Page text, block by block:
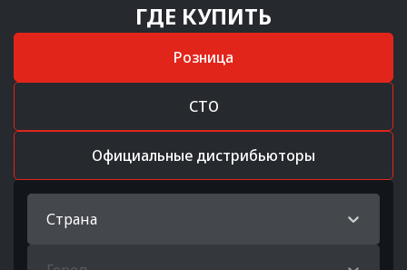
ГДЕ КУПИТЬ
Розница
СТО
Официальные дистрибьюторы
Страна